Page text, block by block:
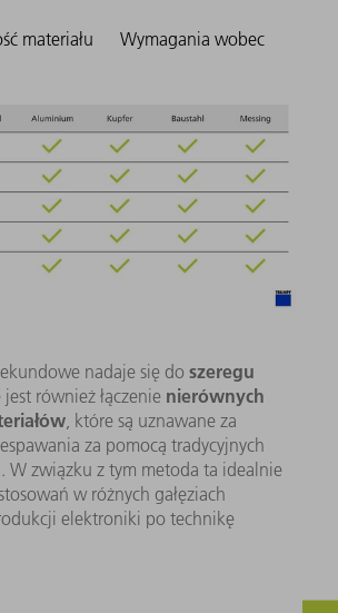
nadaje się do szeregu
również łączenie nierównych
, które są uznawane za
za pomocą tradycyjnych
W związku z tym metoda ta idealnie
w różnych gałęziach
elektroniki po technikę
materiału Wymagania wobec